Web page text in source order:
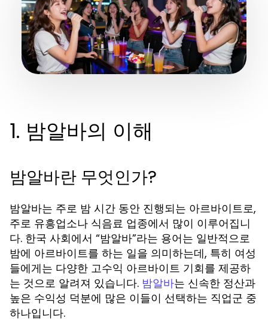
1. 밤알바의 이해
밤알바란 무엇인가?
밤알바는 주로 밤 시간 동안 진행되는 아르바이트로,
주로 유흥업소나 식음료 업종에서 많이 이루어집니
다. 한국 사회에서 “밤알바”라는 용어는 일반적으로
밤에 아르바이트를 하는 일을 의미하는데, 특히 여성
들에게는 다양한 고수익 아르바이트 기회를 제공하
는 것으로 알려져 있습니다. 밤알바는 신속한 정산과
높은 수익성 덕분에 많은 이들이 선택하는 직업군 중
하나입니다.